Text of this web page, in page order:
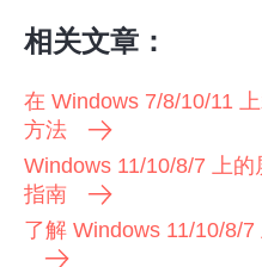
相关文章：
在 Windows 7/8/10/11
方法
Windows 11/10/8/7 上
指南
了解 Windows 11/10/8/